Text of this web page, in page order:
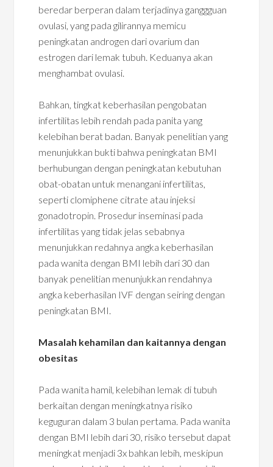
beredar berperan dalam terjadinya ganggguan
ovulasi, yang pada gilirannya memicu
peningkatan androgen dari ovarium dan
estrogen dari lemak tubuh. Keduanya akan
menghambat ovulasi.
Bahkan, tingkat keberhasilan pengobatan
infertilitas lebih rendah pada panita yang
kelebihan berat badan. Banyak penelitian yang
menunjukkan bukti bahwa peningkatan BMI
berhubungan dengan peningkatan kebutuhan
obat-obatan untuk menangani infertilitas,
seperti clomiphene citrate atau injeksi
gonadotropin. Prosedur inseminasi pada
infertilitas yang tidak jelas sebabnya
menunjukkan redahnya angka keberhasilan
pada wanita dengan BMI lebih dari 30 dan
banyak penelitian menunjukkan rendahnya
angka keberhasilan IVF dengan seiring dengan
peningkatan BMI.
Masalah kehamilan dan kaitannya dengan
obesitas
Pada wanita hamil, kelebihan lemak di tubuh
berkaitan dengan meningkatnya risiko
keguguran dalam 3 bulan pertama. Pada wanita
dengan BMI lebih dari 30, risiko tersebut dapat
meningkat menjadi 3x bahkan lebih, meskipun